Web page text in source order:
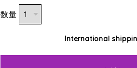
数量
International